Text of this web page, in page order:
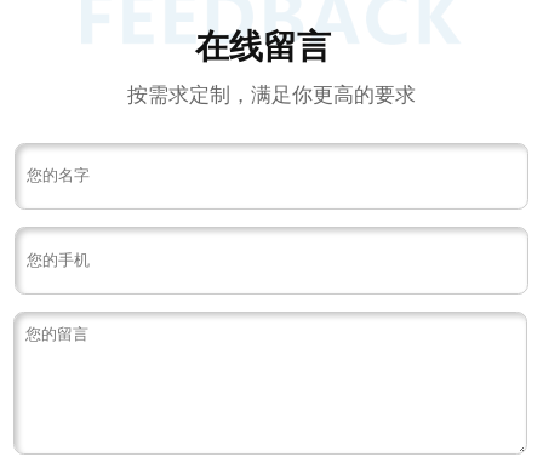
在线留言
按需求定制，满足你更高的要求